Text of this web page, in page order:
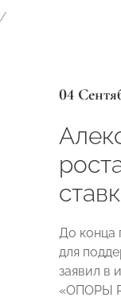
04
До конца
для
заявил в
«ОПОРЫ